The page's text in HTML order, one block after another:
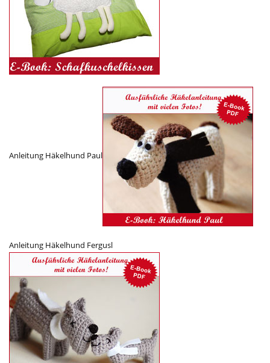
Anleitung Häkelhund Paul
Anleitung Häkelhund Fergusl